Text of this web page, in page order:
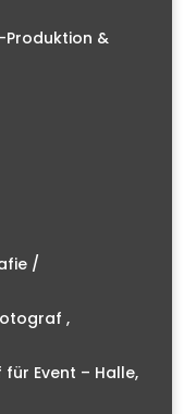
Produktion &
/
,
Event – Halle,